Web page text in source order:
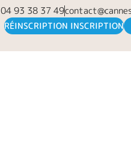
04 93 38 37 49
RÉINSCRIPTION INSCRIPTION